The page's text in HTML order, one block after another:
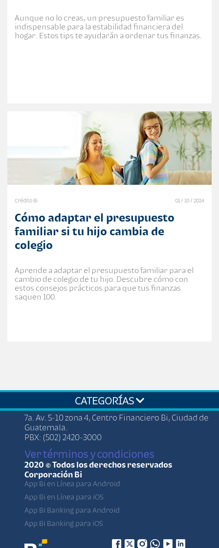
Aunque no lo creas, un presupuesto familiar es
indispensable para la estabilidad financiera del
hogar. Estos tips te ayudarán a ordenar tus finanzas.
Crédito Bi 01 / 10 / 2024
Cómo adaptar el presupuesto
familiar si tu hijo cambia de
colegio
Aprende a adaptar el presupuesto familiar para el
cambio de colegio de tu hijo. Descubre cómo con
estos consejos prácticos para que tus finanzas
saquen 100.
CATEGORÍAS
7a. Av. 5-10 zona 4, Centro Financiero Bi, Ciudad de
Guatemala.
PBX: (502) 2420-3000
Ver términos y condiciones
2020 © Todos los derechos reservados
Corporación Bi
App Bi en Línea para Android
App Bi en Línea para iOS
App Bi Banking para Android
App Bi Banking para iOS